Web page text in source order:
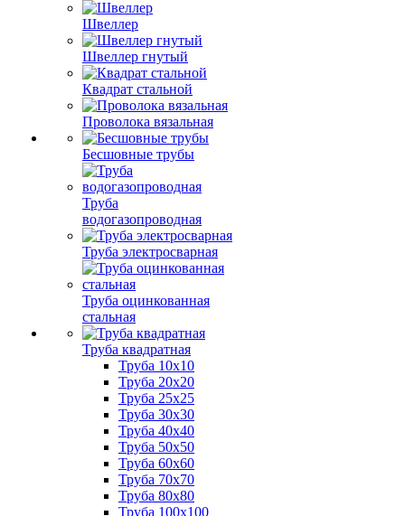
Швеллер
Швеллер гнутый
Квадрат стальной
Проволока вязальная
Бесшовные трубы
Труба
водогазопроводная
Труба электросварная
Труба оцинкованная
стальная
Труба квадратная
Труба 10x10
Труба 20x20
Труба 25x25
Труба 30x30
Труба 40x40
Труба 50x50
Труба 60x60
Труба 70x70
Труба 80x80
Труба 100x100